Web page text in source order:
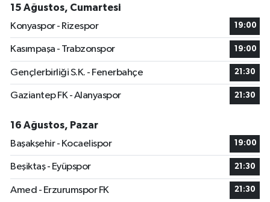
15 Ağustos, Cumartesi
Konyaspor - Rizespor
19:00
Kasımpaşa - Trabzonspor 19:00
Gençlerbirliği S.K. - Fenerbahçe 21:30
Gaziantep FK - Alanyaspor 21:30
16 Ağustos, Pazar
Başakşehir - Kocaelispor
19:00
Beşiktaş - Eyüpspor 21:30
Amed - Erzurumspor FK 21:30